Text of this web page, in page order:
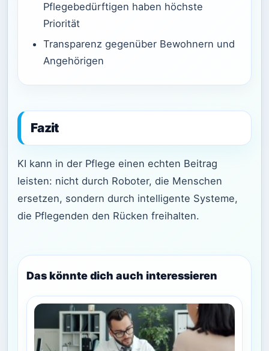
Pflegebedürftigen haben höchste
Priorität
Transparenz gegenüber Bewohnern und
Angehörigen
Fazit
KI kann in der Pflege einen echten Beitrag
leisten: nicht durch Roboter, die Menschen
ersetzen, sondern durch intelligente Systeme,
die Pflegenden den Rücken freihalten.
Das könnte dich auch interessieren